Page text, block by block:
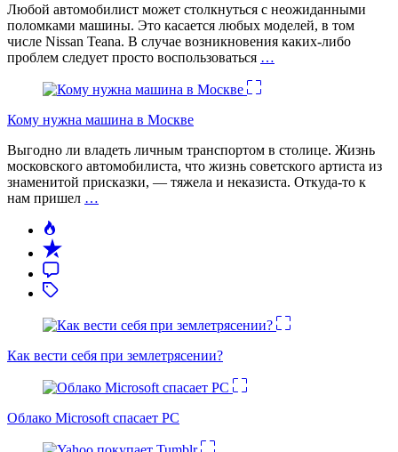
Любой автомобилист может столкнуться с неожиданными
поломками машины. Это касается любых моделей, в том
числе Nissan Teana. В случае возникновения каких-либо
проблем следует просто воспользоваться …
Кому нужна машина в Москве
Выгодно ли владеть личным транспортом в столице. Жизнь
московского автомобилиста, что жизнь советского артиста из
знаменитой присказки, — тяжела и неказиста. Откуда-то к
нам пришел …
Как вести себя при землетрясении?
Облако Microsoft спасает PC